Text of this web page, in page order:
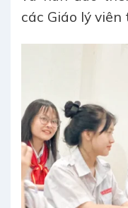
các Giáo lý viên